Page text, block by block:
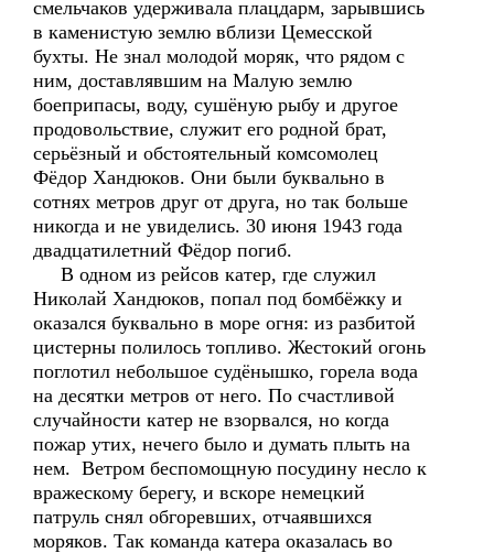
смельчаков удерживала плацдарм, зарывшись
в каменистую землю вблизи Цемесской
бухты. Не знал молодой моряк, что рядом с
ним, доставлявшим на Малую землю
боеприпасы, воду, сушёную рыбу и другое
продовольствие, служит его родной брат,
серьёзный и обстоятельный комсомолец
Фёдор Хандюков. Они были буквально в
сотнях метров друг от друга, но так больше
никогда и не увиделись. 30 июня 1943 года
двадцатилетний Фёдор погиб.
В одном из рейсов катер, где служил
Николай Хандюков, попал под бомбёжку и
оказался буквально в море огня: из разбитой
цистерны полилось топливо. Жестокий огонь
поглотил небольшое судёнышко, горела вода
на десятки метров от него. По счастливой
случайности катер не взорвался, но когда
пожар утих, нечего было и думать плыть на
нем. Ветром беспомощную посудину несло к
вражескому берегу, и вскоре немецкий
патруль снял обгоревших, отчаявшихся
моряков. Так команда катера оказалась во